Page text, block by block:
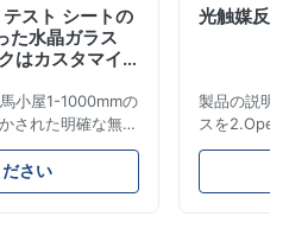
スト シートの
た水晶ガラス
はカスタマイ
小屋1-1000mmの
された明確な無水
な熱衝撃の安定性
水晶砂から成って
レンズ/光学機
さい
光触媒反
製品の説明:
スを
覚および化
境保護。